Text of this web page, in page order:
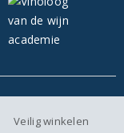
Veilig winkelen